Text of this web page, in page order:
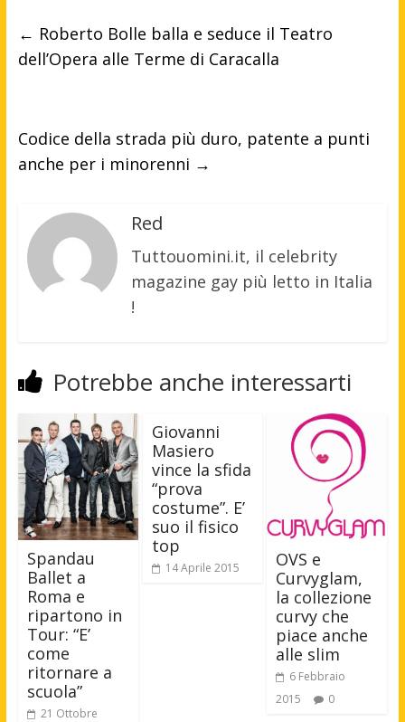
← Roberto Bolle balla e seduce il Teatro
dell’Opera alle Terme di Caracalla
Codice della strada più duro, patente a punti
anche per i minorenni →
Red
Tuttouomini.it, il celebrity
magazine gay più letto in Italia
!
Potrebbe anche interessarti
Spandau
Ballet a
Roma e
ripartono in
Tour: “E’
come
ritornare a
scuola”
21 Ottobre
Giovanni
Masiero
vince la sfida
“prova
costume”. E’
suo il fisico
top
14 Aprile 2015
OVS e
Curvyglam,
la collezione
curvy che
piace anche
alle slim
6 Febbraio
2015
0